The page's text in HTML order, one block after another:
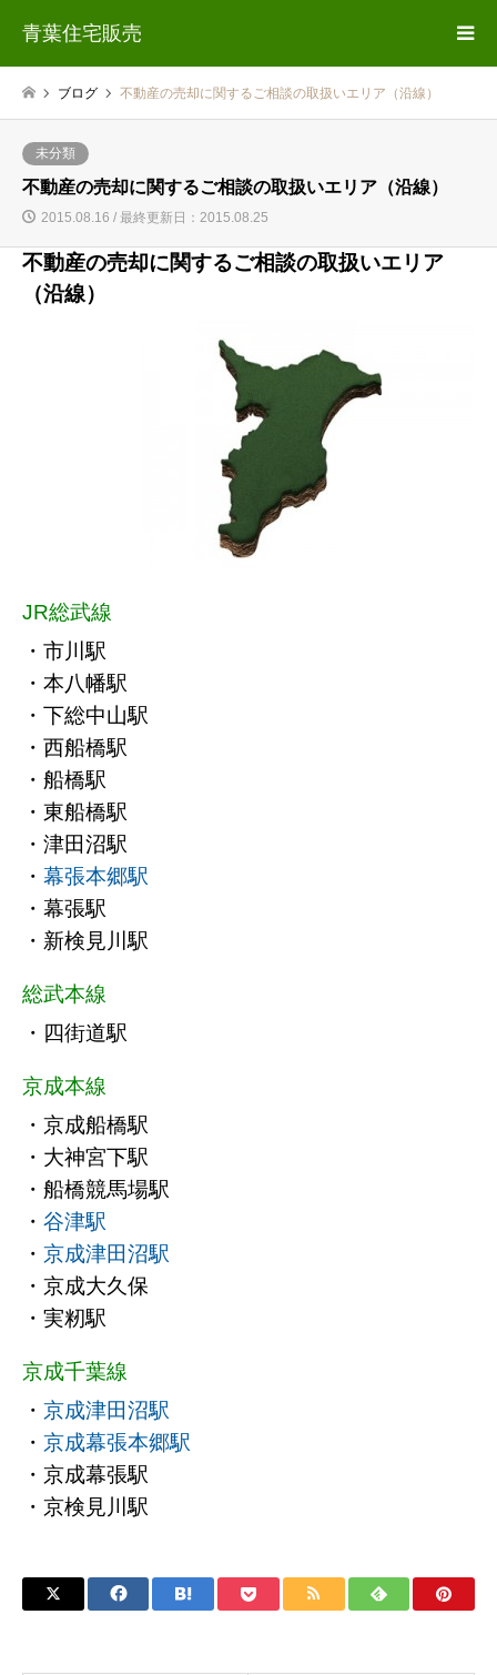
青葉住宅販売
ブログ 不動産の売却に関するご相談の取扱いエリア（沿線）
未分類
不動産の売却に関するご相談の取扱いエリア（沿線）
2015.08.16 / 最終更新日：2015.08.25
不動産の売却に関するご相談の取扱いエリア
（沿線）
JR総武線
・市川駅
・本八幡駅
・下総中山駅
・西船橋駅
・船橋駅
・東船橋駅
・津田沼駅
・ 幕張本郷駅
・幕張駅
・新検見川駅
総武本線
・四街道駅
京成本線
・京成船橋駅
・大神宮下駅
・船橋競馬場駅
・ 谷津駅
・ 京成津田沼駅
・京成大久保
・実籾駅
京成千葉線
・ 京成津田沼駅
・ 京成幕張本郷駅
・京成幕張駅
・京検見川駅